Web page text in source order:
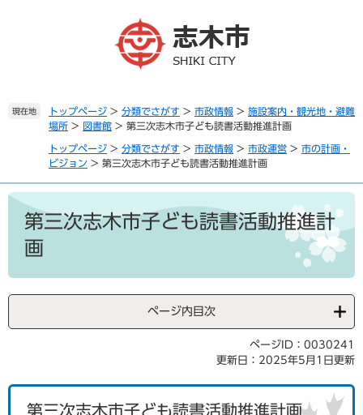
へ
現在地 トップページ > 分類でさがす > 市政情報 > 施設案内・観光地・避難
場所 > 図書館 > 第三次志木市子ども読書活動推進計画
トップページ > 分類でさがす > 市政情報 > 市政運営 > 市の計画・
ビジョン > 第三次志木市子ども読書活動推進計画
本
第三次志木市子ども読書活動推進計
画
ページ内目次
ページID：0030241
更新日：2025年5月1日更新
第三次志木市子ども読書活動推進計画